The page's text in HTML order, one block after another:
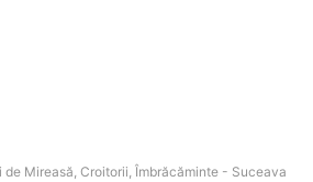
de Mireasă, Croitorii, Îmbrăcăminte - Suceava